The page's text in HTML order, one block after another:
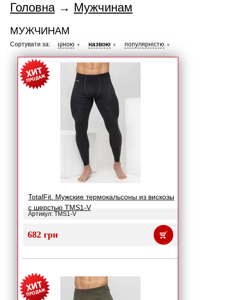
Головна→ Мужчинам
МУЖЧИНАМ
Сортувати за: ціною ▼ назвою ▼ популярністю ▼
TotalFit. Мужские термокальсоны из вискозы
с шерстью TMS1-V
Артикул: TMS1-V
682 грн